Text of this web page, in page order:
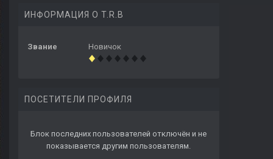
ИНФОРМАЦИЯ О T.R.B
Звание Новичок
ПОСЕТИТЕЛИ ПРОФИЛЯ
Блок последних пользователей отключён и не
показывается другим пользователям.